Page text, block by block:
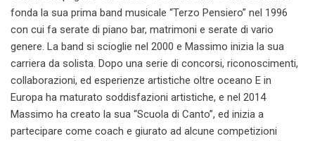
fonda la sua prima band musicale “Terzo Pensiero” nel 1996
con cui fa serate di piano bar, matrimoni e serate di vario
genere. La band si scioglie nel 2000 e Massimo inizia la sua
carriera da solista. Dopo una serie di concorsi, riconoscimenti,
collaborazioni, ed esperienze artistiche oltre oceano E in
Europa ha maturato soddisfazioni artistiche, e nel 2014
Massimo ha creato la sua “Scuola di Canto”, ed inizia a
partecipare come coach e giurato ad alcune competizioni